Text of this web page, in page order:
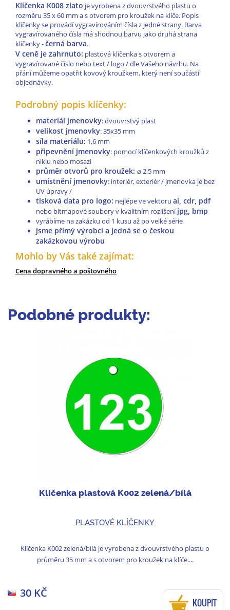
Klíčenka K008 zlato je vyrobena z dvouvrstvého plastu o
rozměru 35 x 60 mm a s otvorem pro kroužek na klíče. Popis
klíčenky se provádí vygravírováním čísla z jedné strany. Barva
vygravírovaného čísla má shodnou barvu jako druhá strana
klíčenky -černá barva.
V ceně je zahrnuto: plastová klíčenka s otvorem a
vygravírované číslo nebo text / logo / dle Vašeho návrhu. Na
přání můžeme opatřit kovový kroužkem, který není součástí
objednávky.
Podrobný popis klíčenky:
materiál jmenovky: dvouvrstvý plast
velikost jmenovky: 35x35 mm
síla materiálu: 1,6 mm
připevnění jmenovky: pomocí klíčenkových kroužků z
niklu nebo mosazi
průměr otvorů pro kroužek: ⌀2,5 mm
umístnění jmenovky: interiér, exteriér / jmenovka je bez
UV úpravy /
tisková data pro logo: nejlépe ve vektoru ai, cdr, pdf
nebo bitmapové soubory v kvalitním rozlišeníjpg, bmp
vyrábíme na zakázku od 1 kusu až po velké série
jsme přímý výrobci a jedná se o českou
zakázkovou výrobu
Mohlo by Vás také zajímat:
Cena dopravného a poštovného
Podobné produkty:
Klíčenka plastová K002 zelená/bílá
PLASTOVÉ KLÍČENKY
Klíčenka K002 zelená/bílá je vyrobena z dvouvrstvého plastu o
průměru 35 mm a s otvorem pro kroužek na klíče....
30 KČ
KOUPIT